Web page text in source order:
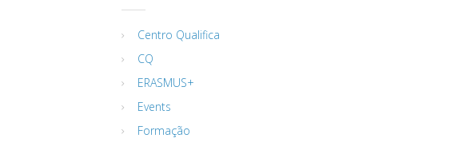
Centro Qualifica
CQ
ERASMUS+
Events
Formação